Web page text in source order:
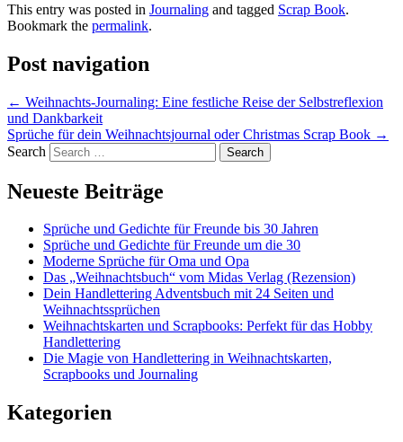
This entry was posted in Journaling and tagged Scrap Book.
Bookmark the permalink.
Post navigation
← Weihnachts-Journaling: Eine festliche Reise der Selbstreflexion
und Dankbarkeit
Sprüche für dein Weihnachtsjournal oder Christmas Scrap Book →
Search
Neueste Beiträge
Sprüche und Gedichte für Freunde bis 30 Jahren
Sprüche und Gedichte für Freunde um die 30
Moderne Sprüche für Oma und Opa
Das „Weihnachtsbuch“ vom Midas Verlag (Rezension)
Dein Handlettering Adventsbuch mit 24 Seiten und
Weihnachtssprüchen
Weihnachtskarten und Scrapbooks: Perfekt für das Hobby
Handlettering
Die Magie von Handlettering in Weihnachtskarten,
Scrapbooks und Journaling
Kategorien